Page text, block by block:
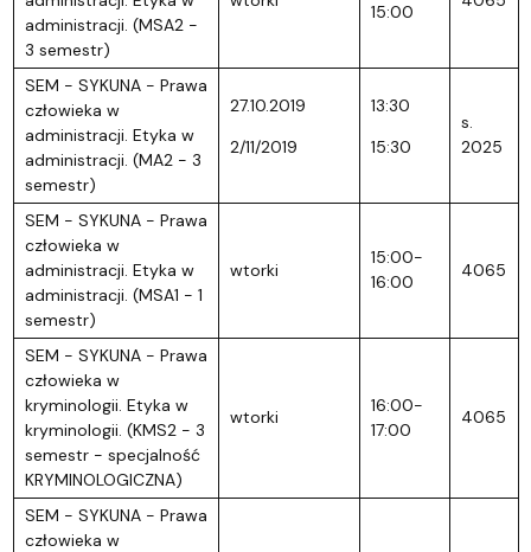
administracji. (MSA2 -
3 semestr)
15:00
SEM - SYKUNA - Prawa
człowieka w
administracji. Etyka w
administracji. (MA2 - 3
semestr)
27.10.2019
2/11/2019
13:30
15:30
s.
2025
SEM - SYKUNA - Prawa
człowieka w
administracji. Etyka w
administracji. (MSA1 - 1
semestr)
wtorki
15:00-
16:00
4065
SEM - SYKUNA - Prawa
człowieka w
kryminologii. Etyka w
kryminologii. (KMS2 - 3
semestr - specjalność
KRYMINOLOGICZNA)
wtorki
16:00-
17:00
4065
SEM - SYKUNA - Prawa
człowieka w